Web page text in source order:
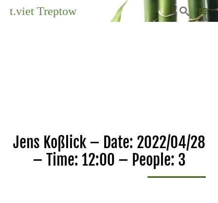
t.viet Treptow 
Jens Koßlick – Date: 2022/04/28
– Time: 12:00 – People: 3